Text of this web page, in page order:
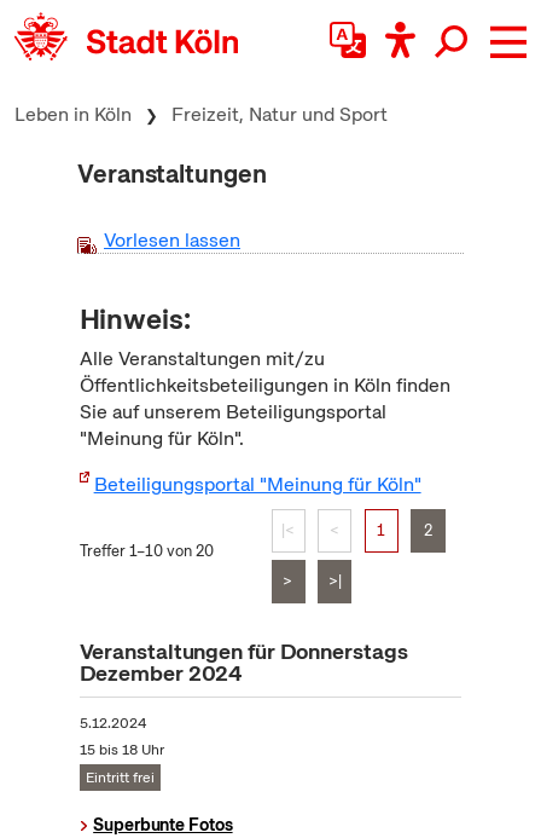
zum Inhalt springen
Leben in Köln Freizeit, Natur und Sport
Veranstaltungen
Vorlesen lassen
Hinweis:
Alle Veranstaltungen mit/zu
Öffentlichkeitsbeteiligungen in Köln finden
Sie auf unserem Beteiligungsportal
"Meinung für Köln".
Beteiligungsportal "Meinung für Köln"
Treffer 1–10 von 20
|< < 1 2
> >|
Veranstaltungen für Donnerstags
Dezember 2024
5.12.2024
15 bis 18 Uhr
Eintritt frei
Superbunte Fotos